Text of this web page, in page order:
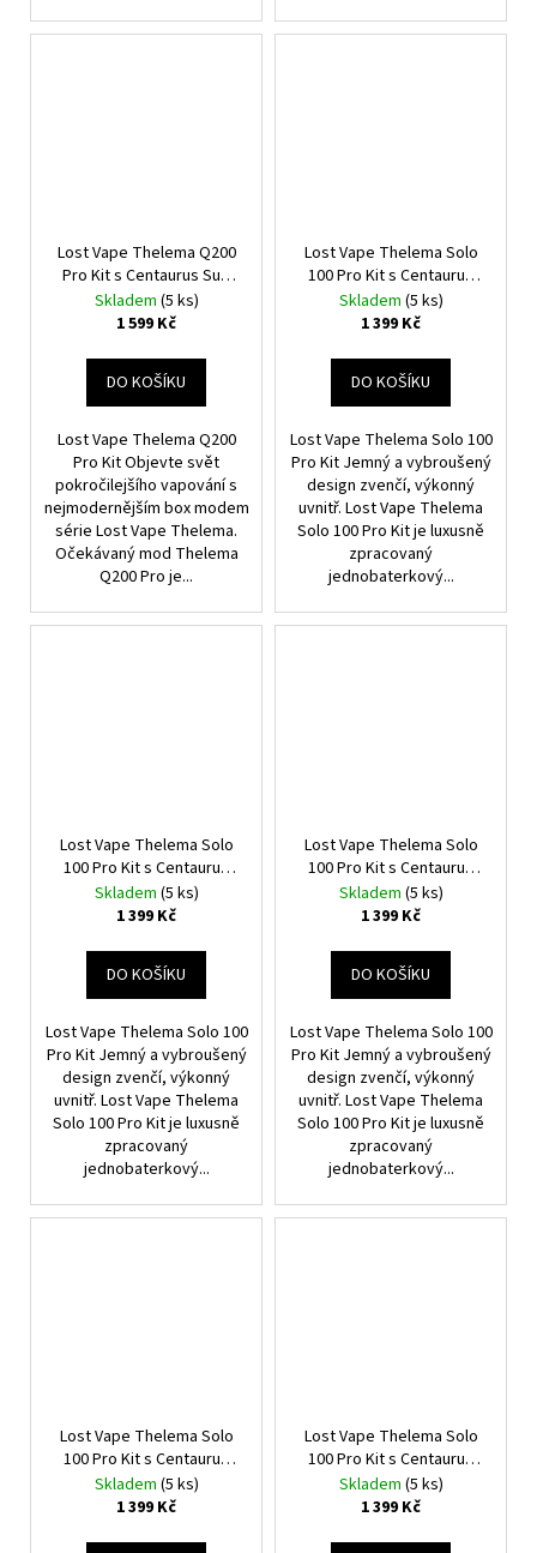
Lost Vape Thelema Q200
Pro Kit s Centaurus Sub
Ohm Tank V2 (Armor
Knight)
Skladem (5 ks)
1 599 Kč
DO KOŠÍKU
Lost Vape Thelema Q200
Pro Kit Objevte svět
pokročilejšího vapování s
nejmodernějším box modem
série Lost Vape Thelema.
Očekávaný mod Thelema
Q200 Pro je...
Lost Vape Thelema Solo
100 Pro Kit s Centaurus
Sub Ohm Tank V2 (Wavy
Silver)
Skladem (5 ks)
1 399 Kč
DO KOŠÍKU
Lost Vape Thelema Solo 100
Pro Kit Jemný a vybroušený
design zvenčí, výkonný
uvnitř. Lost Vape Thelema
Solo 100 Pro Kit je luxusně
zpracovaný
jednobaterkový...
Lost Vape Thelema Solo
100 Pro Kit s Centaurus
Sub Ohm Tank V2 (Wavy
Gold)
Skladem (5 ks)
1 399 Kč
DO KOŠÍKU
Lost Vape Thelema Solo 100
Pro Kit Jemný a vybroušený
design zvenčí, výkonný
uvnitř. Lost Vape Thelema
Solo 100 Pro Kit je luxusně
zpracovaný
jednobaterkový...
Lost Vape Thelema Solo
100 Pro Kit s Centaurus
Sub Ohm Tank V2 (Pink
Python)
Skladem (5 ks)
1 399 Kč
DO KOŠÍKU
Lost Vape Thelema Solo 100
Pro Kit Jemný a vybroušený
design zvenčí, výkonný
uvnitř. Lost Vape Thelema
Solo 100 Pro Kit je luxusně
zpracovaný
jednobaterkový...
Lost Vape Thelema Solo
100 Pro Kit s Centaurus
Sub Ohm Tank V2 (Lotus
Lilac)
Skladem (5 ks)
1 399 Kč
Lost Vape Thelema Solo
100 Pro Kit s Centaurus
Sub Ohm Tank V2 (Carbon
Black)
Skladem (5 ks)
1 399 Kč